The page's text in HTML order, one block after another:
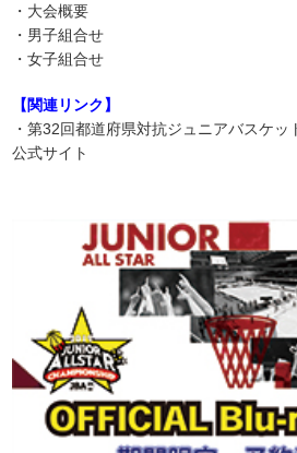
・大会概要
・男子組合せ
・女子組合せ
【関連リンク】
・第32回都道府県対抗ジュニアバスケ
公式サイト